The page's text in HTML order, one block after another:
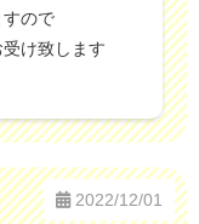
ので
け致します
2022/12/01